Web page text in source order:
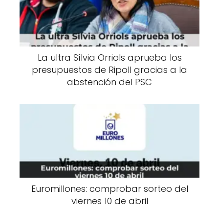
La ultra Sílvia Orriols aprueba los
presupuestos de Ripoll gracias a la
abstención del PSC
Euromillones: comprobar sorteo del
viernes 10 de abril